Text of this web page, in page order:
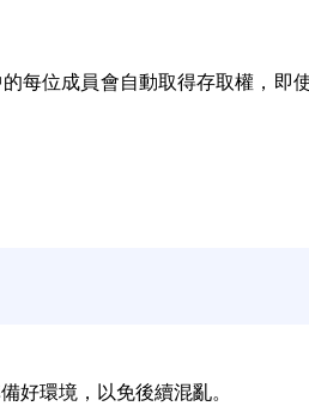
每位成員會自動取得存取權，即
好環境，以免後續混亂。